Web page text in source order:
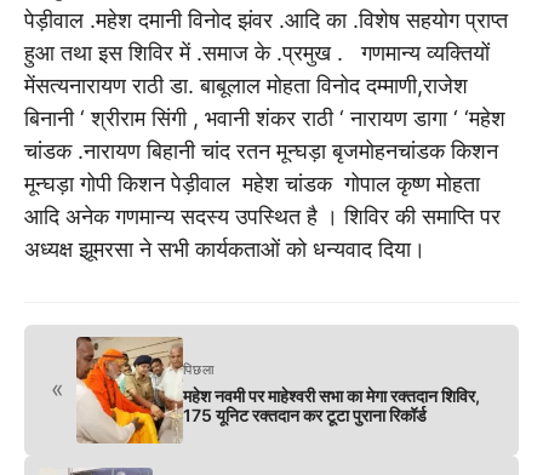
पेड़ीवाल .महेश दमानी विनोद झंवर .आदि का .विशेष सहयोग प्राप्त
हुआ तथा इस शिविर में .समाज के .प्रमुख . गणमान्य व्यक्तियों
मेंसत्यनारायण राठी डा. बाबूलाल मोहता विनोद दम्माणी,राजेश
बिनानी ‘ श्रीराम सिंगी , भवानी शंकर राठी ‘ नारायण डागा ‘ ‘महेश
चांडक .नारायण बिहानी चांद रतन मून्घड़ा बृजमोहनचांडक किशन
मून्घड़ा गोपी किशन पेड़ीवाल महेश चांडक गोपाल कृष्ण मोहता
आदि अनेक गणमान्य सदस्य उपस्थित है । शिविर की समाप्ति पर
अध्यक्ष झूमरसा ने सभी कार्यकताओं को धन्यवाद दिया।
«
पिछला
महेश नवमी पर माहेश्वरी सभा का मेगा रक्तदान शिविर,
175 यूनिट रक्तदान कर टूटा पुराना रिकॉर्ड